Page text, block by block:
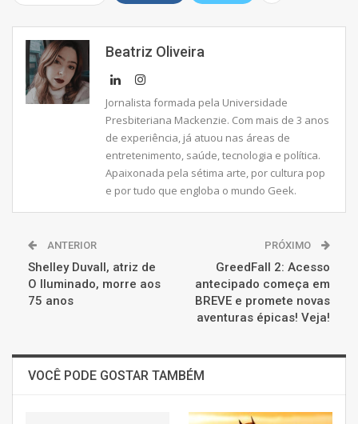
Beatriz Oliveira
Jornalista formada pela Universidade
Presbiteriana Mackenzie. Com mais de 3 anos
de experiência, já atuou nas áreas de
entretenimento, saúde, tecnologia e política.
Apaixonada pela sétima arte, por cultura pop
e por tudo que engloba o mundo Geek.
ANTERIOR
Shelley Duvall, atriz de
O Iluminado, morre aos
75 anos
PRÓXIMO
GreedFall 2: Acesso
antecipado começa em
BREVE e promete novas
aventuras épicas! Veja!
VOCÊ PODE GOSTAR TAMBÉM